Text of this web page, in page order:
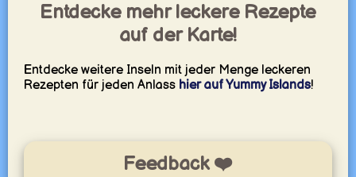
Entdecke mehr leckere Rezepte
auf der Karte!
Entdecke weitere Inseln mit jeder Menge leckeren
Rezepten für jeden Anlass hier auf Yummy Islands!
Feedback ❤️